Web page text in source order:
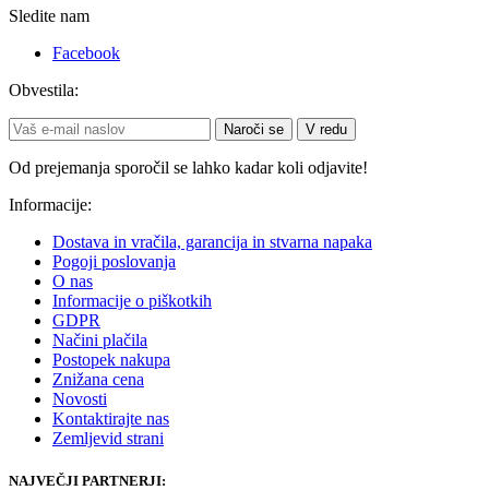
Sledite nam
Facebook
Obvestila:
Naroči se V redu
Od prejemanja sporočil se lahko kadar koli odjavite!
Informacije:
Dostava in vračila, garancija in stvarna napaka
Pogoji poslovanja
O nas
Informacije o piškotkih
GDPR
Načini plačila
Postopek nakupa
Znižana cena
Novosti
Kontaktirajte nas
Zemljevid strani
NAJVEČJI PARTNERJI: